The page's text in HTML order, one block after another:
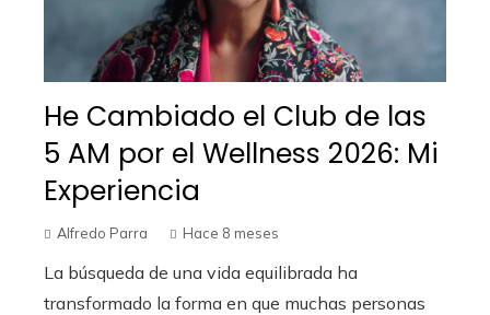
He Cambiado el Club de las
5 AM por el Wellness 2026: Mi
Experiencia
Alfredo Parra Hace 8 meses
La búsqueda de una vida equilibrada ha
transformado la forma en que muchas personas